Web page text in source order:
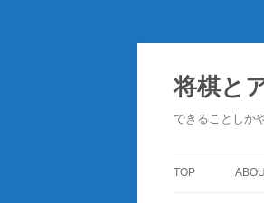
テ
ン
ツ
へ
ス
将棋と
できることしか
TOP